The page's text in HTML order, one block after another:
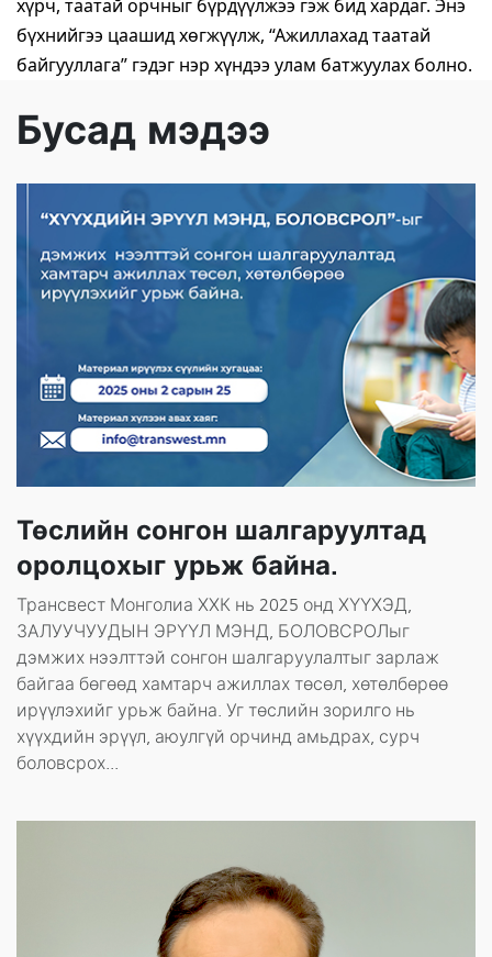
хүрч, таатай орчныг бүрдүүлжээ гэж бид хардаг. Энэ
бүхнийгээ цаашид хөгжүүлж, “Ажиллахад таатай
байгууллага” гэдэг нэр хүндээ улам батжуулах болно.
Бусад мэдээ
Төслийн сонгон шалгаруултад
оролцохыг урьж байна.
Трансвест Монголиа ХХК нь 2025 онд ХҮҮХЭД,
ЗАЛУУЧУУДЫН ЭРҮҮЛ МЭНД, БОЛОВСРОЛыг
дэмжих нээлттэй сонгон шалгаруулалтыг зарлаж
байгаа бөгөөд хамтарч ажиллах төсөл, хөтөлбөрөө
ирүүлэхийг урьж байна. Уг төслийн зорилго нь
хүүхдийн эрүүл, аюулгүй орчинд амьдрах, сурч
боловсрох...